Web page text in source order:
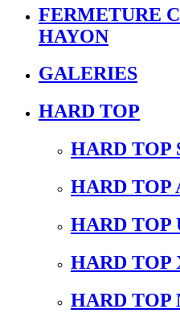
FERMETURE
HAYON
GALERIES
HARD TOP
HARD TOP
HARD TOP
HARD
HARD TOP
HARD TOP